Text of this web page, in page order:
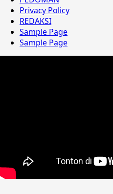
Privacy Policy
REDAKSI
Sample Page
Sample Page